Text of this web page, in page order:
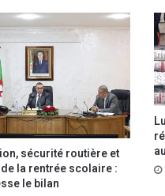
sécurité routière et
la rentrée scolaire :
le bilan